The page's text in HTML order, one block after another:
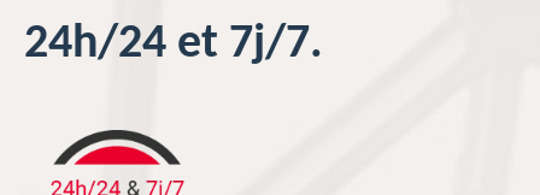
24h/24 et 7j/7.